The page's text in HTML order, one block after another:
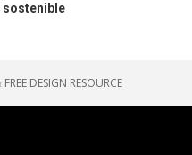
FREE DESIGN RESOURCE